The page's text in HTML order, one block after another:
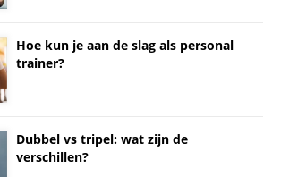
Hoe kun je aan de slag als personal
trainer?
Dubbel vs tripel: wat zijn de
verschillen?